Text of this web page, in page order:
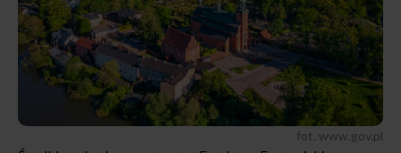
fot. www.gov.pl